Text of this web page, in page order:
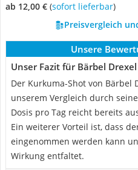
ab 12,00 € ( Sofort lieferbar)
Preisvergleich
Unsere
Unser Fazit für Bärbel
Der Kurkuma-Shot von Bärbel
unserem Vergleich durch
Dosis pro Tag reicht bereits
Ein weiterer Vorteil ist, dass
eingenommen werden kann
Wirkung entfaltet.